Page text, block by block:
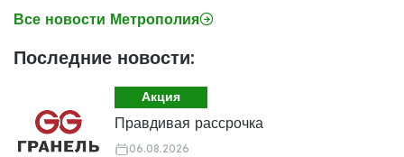
Все новости Метрополия
Последние новости:
Акция
Правдивая рассрочка
06.08.2026